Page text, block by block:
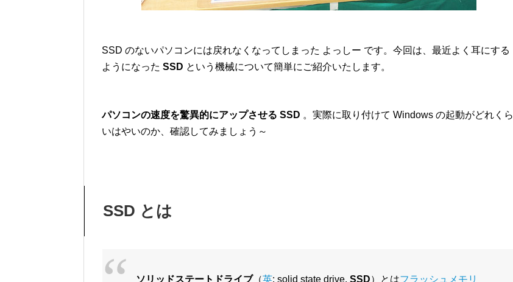
SSD のないパソコンには戻れなくなってしまった よっしー です。今回は、最近よく耳にする
ようになった SSD という機械について簡単にご紹介いたします。
パソコンの速度を驚異的にアップさせる SSD 。実際に取り付けて Windows の起動がどれくら
いはやいのか、確認してみましょう～
SSD とは
ソリッドステートドライブ（英: solid state drive, SSD）とはフラッシュメモリ